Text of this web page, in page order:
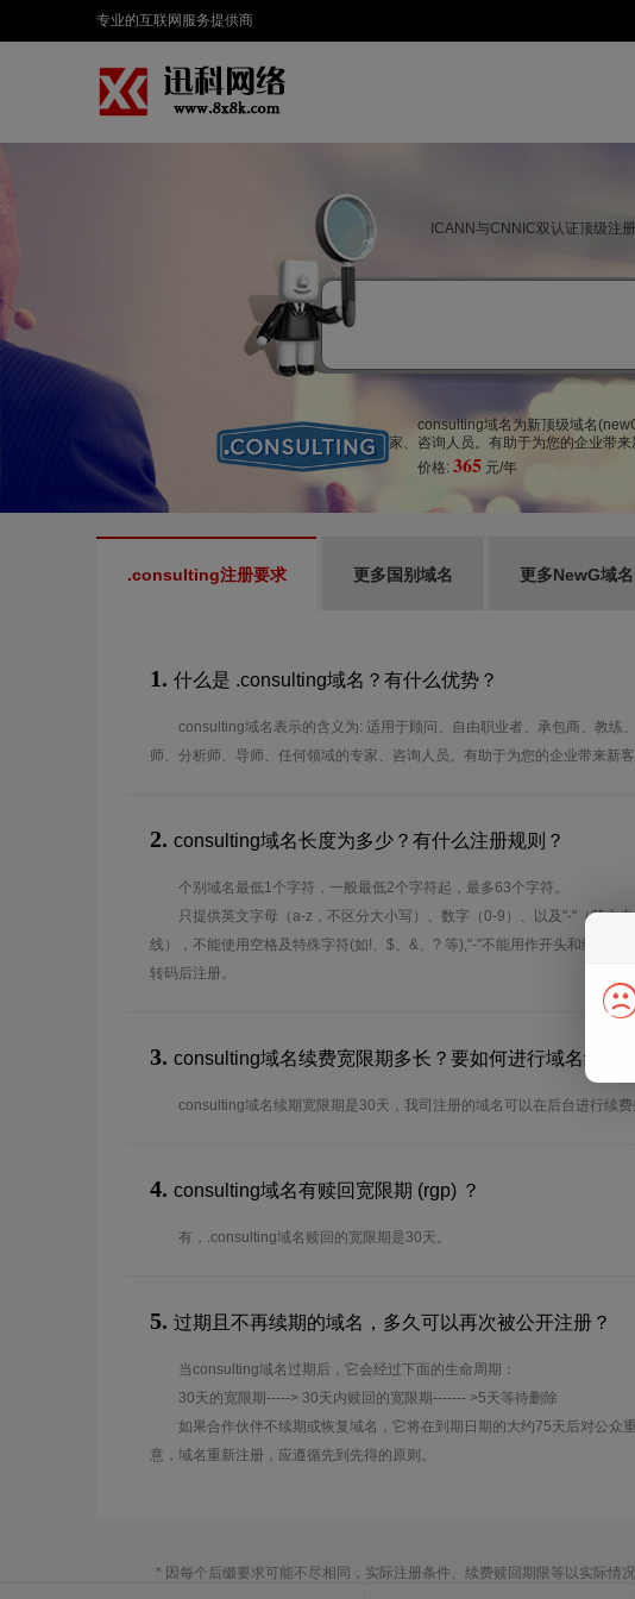
专业的互联网服务提供商
ICANN与CNNIC双认证顶级注
consulting域名为新顶级域名
家、咨询人员。有助于为您的企业带
价格: 365 元/年
.consulting注册要求 更多国别域名 更多NewG域名
1. 什么是 .consulting域名？有什么优势？
consulting域名表示的含义为: 适用于顾问、自由职业者、承包商、教练
师、分析师、导师、任何领域的专家、咨询人员。有助于为您的企业带来新客
2. consulting域名长度为多少？有什么注册规则？
个别域名最低1个字符，一般最低2个字符起，最多63个字符。
只提供英文字母（a-z，不区分大小写）、数字（0-9）、以及"-"（英文
线），不能使用空格及特殊字符(如!、$、&、? 等),"-"不能用作开头和结尾。
转码后注册。
3. consulting域名续费宽限期多长？要如何进行域名续费？
consulting域名续期宽限期是30天，我司注册的域名可以在后台进行续费
4. consulting域名有赎回宽限期 (rgp) ？
有，.consulting域名赎回的宽限期是30天。
5. 过期且不再续期的域名，多久可以再次被公开注册？
当consulting域名过期后，它会经过下面的生命周期：
30天的宽限期-----> 30天内赎回的宽限期------- >5天等待删除
如果合作伙伴不续期或恢复域名，它将在到期日期的大约75天后对公众
意，域名重新注册，应遵循先到先得的原则。
* 因每个后缀要求可能不尽相同，实际注册条件、续费赎回期限等以实际情况